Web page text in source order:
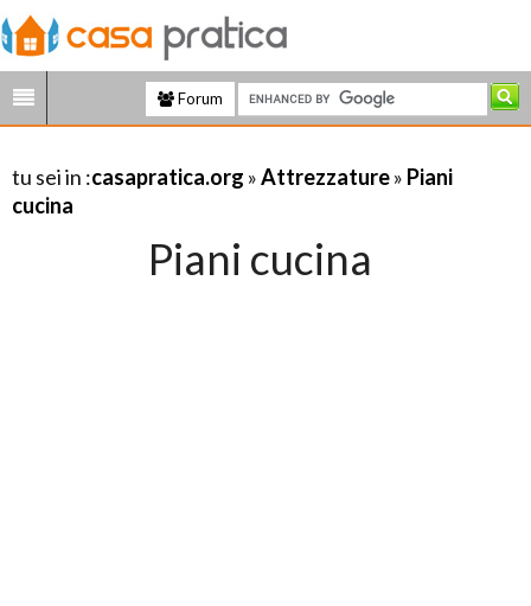
Forum
tu sei in :casapratica.org »Attrezzature» Piani
cucina
Piani cucina